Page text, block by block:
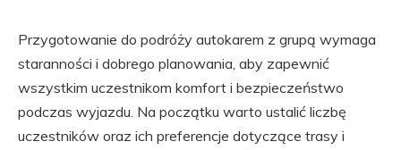
Przygotowanie do podróży autokarem z grupą wymaga
staranności i dobrego planowania, aby zapewnić
wszystkim uczestnikom komfort i bezpieczeństwo
podczas wyjazdu. Na początku warto ustalić liczbę
uczestników oraz ich preferencje dotyczące trasy i